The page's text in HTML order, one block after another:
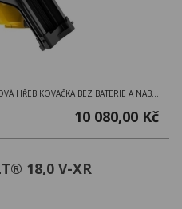
DCN930N DEWALT 18V AKU BEZUHLÍKOVÁ HŘEBÍKOVAČKA BEZ BATERIE A NABÍJEČKY
10 080,00 Kč
18,0 V-XR